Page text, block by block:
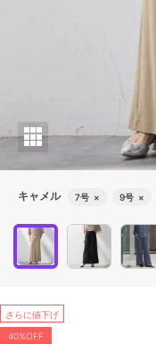
キャメル 7号 × 9号 ×
さらに値下げ
40%OFF